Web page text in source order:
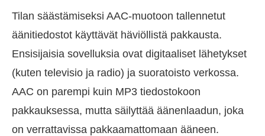
Tilan säästämiseksi AAC-muotoon tallennetut
äänitiedostot käyttävät häviöllistä pakkausta.
Ensisijaisia sovelluksia ovat digitaaliset lähetykset
(kuten televisio ja radio) ja suoratoisto verkossa.
AAC on parempi kuin MP3 tiedostokoon
pakkauksessa, mutta säilyttää äänenlaadun, joka
on verrattavissa pakkaamattomaan ääneen.